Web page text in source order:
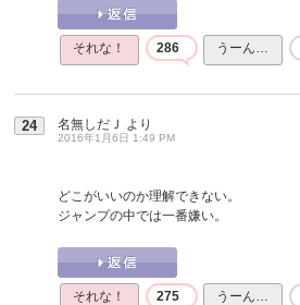
それな！ 286 うーん…
24 名無しだＪ より
2016年1月6日 1:49 PM
どこがいいのか理解できない。
ジャンプの中では一番嫌い。
それな！ 275 うーん…